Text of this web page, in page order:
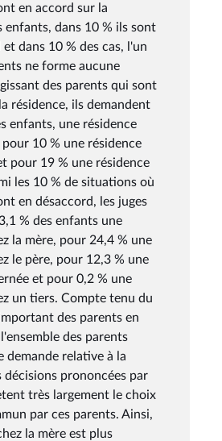
en accord sur la
enfants, dans 10 % ils sont
dans 10 % des cas, l'un
ne forme aucune
des parents qui sont
résidence, ils demandent
enfants, une résidence
pour 10 % une résidence
pour 19 % une résidence
les 10 % de situations où
en désaccord, les juges
% des enfants une
la mère, pour 24,4 % une
le père, pour 12,3 % une
et pour 0,2 % une
un tiers. Compte tenu du
des parents en
des parents
demande relative à la
décisions prononcées par
très largement le choix
par ces parents. Ainsi,
la mère est plus